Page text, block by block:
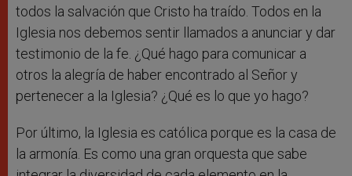
todos la salvación que Cristo ha traído. Todos en la
Iglesia nos debemos sentir llamados a anunciar y dar
testimonio de la fe. ¿Qué hago para comunicar a
otros la alegría de haber encontrado al Señor y
pertenecer a la Iglesia? ¿Qué es lo que yo hago?
Por último, la Iglesia es católica porque es la casa de
la armonía. Es como una gran orquesta que sabe